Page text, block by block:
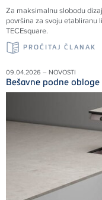
Za maksimalnu slobodu
površina za svoju
TECEsquare.
PROČITAJ ČLANAK
09.04.2026 – NOVOSTI
Bešavne podne